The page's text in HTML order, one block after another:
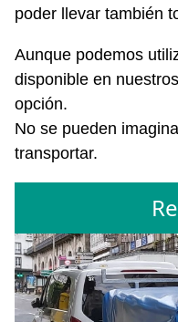
poder llevar también
Aunque podemos
disponible en
opción.
No se pueden
transportar.